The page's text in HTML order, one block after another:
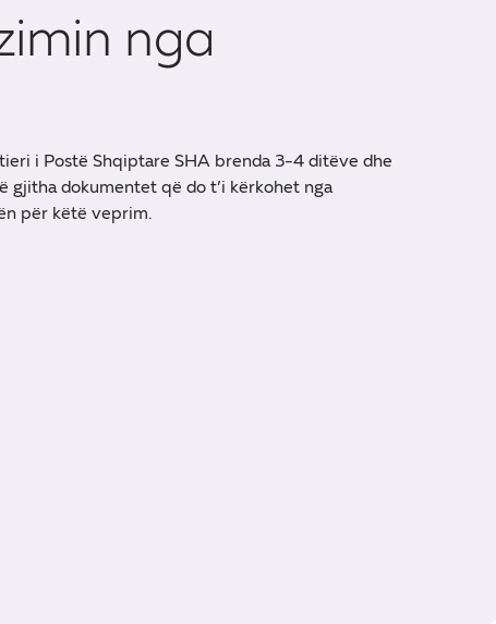
nga
i Postë Shqiptare SHA brenda 3-4 ditëve dhe
dokumentet që do t’i kërkohet nga
për këtë veprim.